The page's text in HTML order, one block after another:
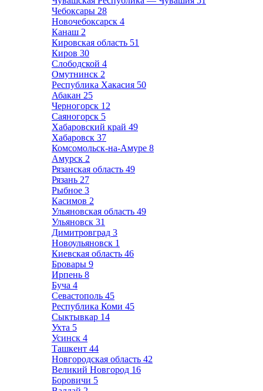
Чебоксары 28
Новочебоксарск 4
Канаш 2
Кировская область 51
Киров 30
Слободской 4
Омутнинск 2
Республика Хакасия 50
Абакан 25
Черногорск 12
Саяногорск 5
Хабаровский край 49
Хабаровск 37
Комсомольск-на-Амуре 8
Амурск 2
Рязанская область 49
Рязань 27
Рыбное 3
Касимов 2
Ульяновская область 49
Ульяновск 31
Димитровград 3
Новоульяновск 1
Киевская область 46
Бровары 9
Ирпень 8
Буча 4
Севастополь 45
Республика Коми 45
Сыктывкар 14
Ухта 5
Усинск 4
Ташкент 44
Новгородская область 42
Великий Новгород 16
Боровичи 5